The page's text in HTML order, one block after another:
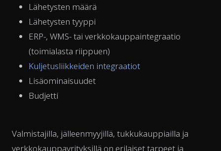
Lähetysten määrä
Lähetysten tyyppi
ERP-, WMS- tai verkkokauppaintegraatio
(toimialasta riippuen)
Kuljetusliikkeiden integraatiot
Lisäominaisuudet
Budjetti
Valmistajilla, jälleenmyyjillä, tukkukauppiailla ja
verkkokauppayrityksillä on erilaiset tarpeet ja